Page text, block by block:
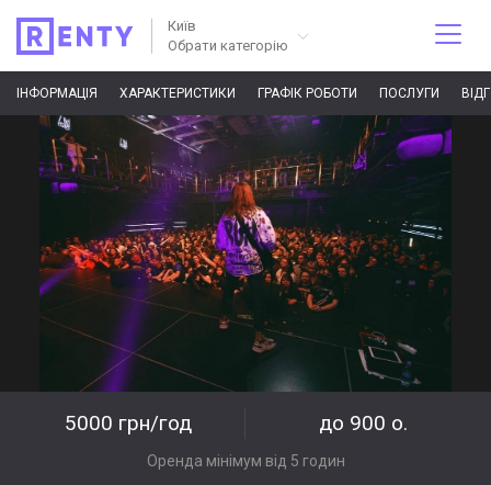
Київ
Обрати категорію
ІНФОРМАЦІЯ ХАРАКТЕРИСТИКИ ГРАФІК РОБОТИ ПОСЛУГИ
5000 грн/год до 900 о.
Оренда мінімум від 5 годин